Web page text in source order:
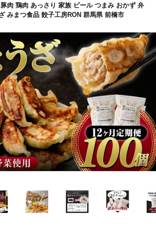
肉 鶏肉 あっさり 家族 ビール つまみ おかず 弁
みまつ食品 餃子工房RON 群馬県 前橋市